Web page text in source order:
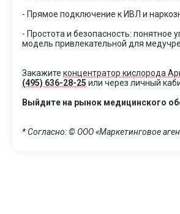
- Прямое подключение к ИВЛ и
- Простота и безопасность:
модель привлекательной для
Закажите концентратор кислорода
(495) 636-28-25 или через личный
Выйдите на рынок медицинского
* Согласно: © ООО «Маркетинговое